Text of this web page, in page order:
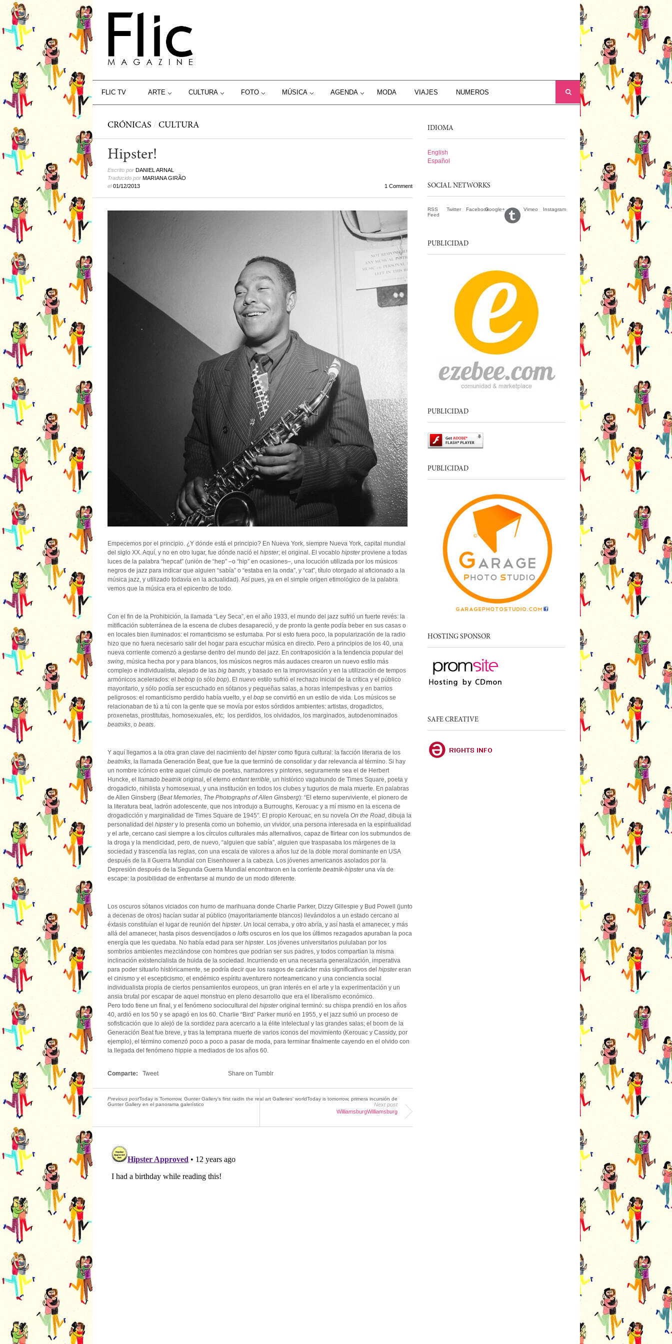
FLIC TV ARTE CULTURA FOTO MÚSICA AGENDA MODA VIAJES NUMEROS
CRÓNICAS / CULTURA
Hipster!
Escrito por DANIEL ARNAL
Traducido por MARIANA GIRÃO
el01/12/2013 1 Comment
Empecemos por el principio. ¿Y dónde está el principio? En Nueva York, siempre Nueva York, capital mundial
del siglo XX. Aquí, y no en otro lugar, fue dónde nació el hipster; el original. El vocablo hipsterproviene a todas
luces de la palabra “hepcat” (unión de “hep” –o “hip” en ocasiones–, una locución utilizada por los músicos
negros de jazz para indicar que alguien “sabía” o “estaba en la onda”, y “cat”, título otorgado al aficionado a la
música jazz, y utilizado todavía en la actualidad). Así pues, ya en el simple origen etimológico de la palabra
vemos que la música era el epicentro de todo.
Con el fin de la Prohibición, la llamada “Ley Seca”, en el año 1933, el mundo del jazz sufrió un fuerte revés: la
mitificación subterránea de la escena de clubes desapareció, y de pronto la gente podía beber en sus casas o
en locales bien iluminados: el romanticismo se esfumaba. Por si esto fuera poco, la popularización de la radio
hizo que no fuera necesario salir del hogar para escuchar música en directo. Pero a principios de los 40, una
nueva corriente comenzó a gestarse dentro del mundo del jazz. En contraposición a la tendencia popular del
swing, música hecha por y para blancos, los músicos negros más audaces crearon un nuevo estilo más
complejo e individualista, alejado de las big bands, y basado en la improvisación y en la utilización de tempos
armónicos acelerados: el bebop(o sólo bop). El nuevo estilo sufrió el rechazo inicial de la crítica y el público
mayoritario, y sólo podía ser escuchado en sótanos y pequeñas salas, a horas intempestivas y en barrios
peligrosos: el romanticismo perdido había vuelto, y el bopse convirtió en un estilo de vida. Los músicos se
relacionaban de tú a tú con la gente que se movía por estos sórdidos ambientes: artistas, drogadictos,
proxenetas, prostitutas, homosexuales, etc; los perdidos, los olvidados, los marginados, autodenominados
beatniks, o beats.
Y aquí llegamos a la otra gran clave del nacimiento del hipstercomo figura cultural: la facción literaria de los
beatniks, la llamada Generación Beat, que fue la que terminó de consolidar y dar relevancia al término. Si hay
un nombre icónico entre aquel cúmulo de poetas, narradores y pintores, seguramente sea el de Herbert
Huncke, el llamado beatnikoriginal, el eterno enfant terrible, un histórico vagabundo de Times Square, poeta y
drogadicto, nihilista y homosexual, y una institución en todos los clubes y tugurios de mala muerte. En palabras
de Allen Ginsberg (Beat Memories, The Photographs of Allen Ginsberg): “El eterno superviviente, el pionero de
la literatura beat, ladrón adolescente, que nos introdujo a Burroughs, Kerouac y a mí mismo en la escena de
drogadicción y marginalidad de Times Square de 1945”. El propio Kerouac, en su novela On the Road, dibuja la
personalidad del hipstery lo presenta como un bohemio, un vividor, una persona interesada en la espiritualidad
y el arte, cercano casi siempre a los círculos culturales más alternativos, capaz de flirtear con los submundos de
la droga y la mendicidad, pero, de nuevo, “alguien que sabía”, alguien que traspasaba los márgenes de la
sociedad y trascendía las reglas, con una escala de valores a años luz de la doble moral dominante en USA
después de la II Guerra Mundial con Eisenhower a la cabeza. Los jóvenes americanos asolados por la
Depresión después de la Segunda Guerra Mundial encontraron en la corriente beatnik-hipsteruna vía de
escape: la posibilidad de enfrentarse al mundo de un modo diferente.
Los oscuros sótanos viciados con humo de marihuana donde Charlie Parker, Dizzy Gillespie y Bud Powell (junto
a decenas de otros) hacían sudar al público (mayoritariamente blancos) llevándolos a un estado cercano al
éxtasis constituían el lugar de reunión del hipster. Un local cerraba, y otro abría, y así hasta el amanecer, y más
allá del amanecer, hasta pisos desvencijados o loftsoscuros en los que los últimos rezagados apuraban la poca
energía que les quedaba. No había edad para ser hipster. Los jóvenes universitarios pululaban por los
sombríos ambientes mezclándose con hombres que podrían ser sus padres, y todos compartían la misma
inclinación existencialista de huida de la sociedad. Incurriendo en una necesaria generalización, imperativa
para poder situarlo históricamente, se podría decir que los rasgos de carácter más significativos del hipstereran
el cinismo y el escepticismo, el endémico espíritu aventurero norteamericano y una conciencia social
individualista propia de ciertos pensamientos europeos, un gran interés en el arte y la experimentación y un
ansia brutal por escapar de aquel monstruo en pleno desarrollo que era el liberalismo económico.
Pero todo tiene un final, y el fenómeno sociocultural del hipsteroriginal terminó: su chispa prendió en los años
40, ardió en los 50 y se apagó en los 60. Charlie “Bird” Parker murió en 1955, y el jazz sufrió un proceso de
sofisticación que lo alejó de la sordidez para acercarlo a la élite intelectual y las grandes salas; el boom de la
Generación Beat fue breve, y tras la temprana muerte de varios iconos del movimiento (Kerouac y Cassidy, por
ejemplo), el término comenzó poco a poco a pasar de moda, para terminar finalmente cayendo en el olvido con
la llegada del fenómeno hippie a mediados de los años 60.
Comparte: Tweet Share on Tumblr
Previous postToday is Tomorrow, Gunter Gallery's first raidin the real art Galleries' worldToday is tomorrow, primera incursión de
Gunter Gallery en el panorama galerístico
Next post
WilliamsburgWilliamsburg
IDIOMA
English
Español
SOCIAL NETWORKS
RSS
Feed
Twitter FacebookGoogle+ Vimeo Instagram
PUBLICIDAD
PUBLICIDAD
PUBLICIDAD
HOSTING SPONSOR
SAFE CREATIVE